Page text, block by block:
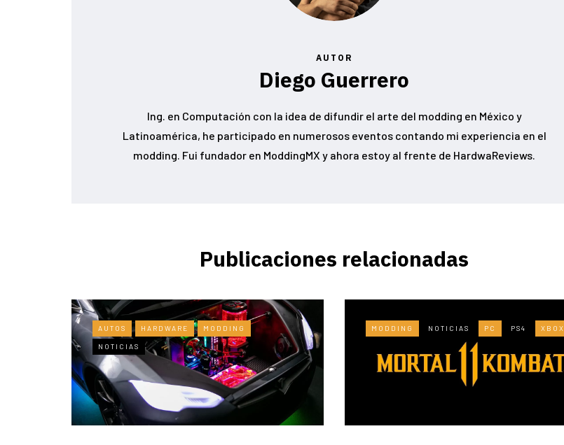
AUTOR
Diego Guerrero
Ing. en Computación con la idea de difundir el arte del modding en México y
Latinoamérica, he participado en numerosos eventos contando mi experiencia en el
modding. Fui fundador en ModdingMX y ahora estoy al frente de HardwaReviews.
Publicaciones relacionadas
AUTOS HARDWARE MODDING
NOTICIAS
MODDING NOTICIAS PC PS4 XBOX